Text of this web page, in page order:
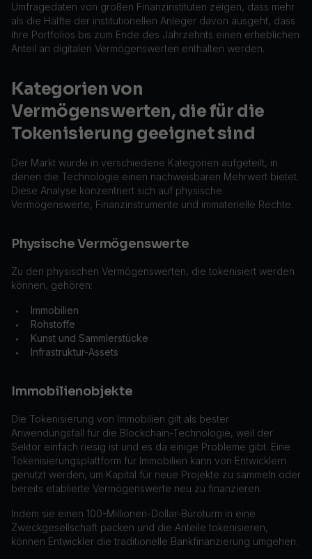
Umfragedaten von großen Finanzinstituten zeigen, dass mehr
als die Hälfte der institutionellen Anleger davon ausgeht, dass
ihre Portfolios bis zum Ende des Jahrzehnts einen erheblichen
Anteil an digitalen Vermögenswerten enthalten werden.
Kategorien von
Vermögenswerten, die für die
Tokenisierung geeignet sind
Der Markt wurde in verschiedene Kategorien aufgeteilt, in
denen die Technologie einen nachweisbaren Mehrwert bietet.
Diese Analyse konzentriert sich auf physische
Vermögenswerte, Finanzinstrumente und immaterielle Rechte.
Physische Vermögenswerte
Zu den physischen Vermögenswerten, die tokenisiert werden
können, gehören:
• Immobilien
• Rohstoffe
• Kunst und Sammlerstücke
• Infrastruktur-Assets
Immobilienobjekte
Die Tokenisierung von Immobilien gilt als bester
Anwendungsfall für die Blockchain-Technologie, weil der
Sektor einfach riesig ist und es da einige Probleme gibt. Eine
Tokenisierungsplattform für Immobilien kann von Entwicklern
genutzt werden, um Kapital für neue Projekte zu sammeln oder
bereits etablierte Vermögenswerte neu zu finanzieren.
Indem sie einen 100-Millionen-Dollar-Büroturm in eine
Zweckgesellschaft packen und die Anteile tokenisieren,
können Entwickler die traditionelle Bankfinanzierung umgehen.